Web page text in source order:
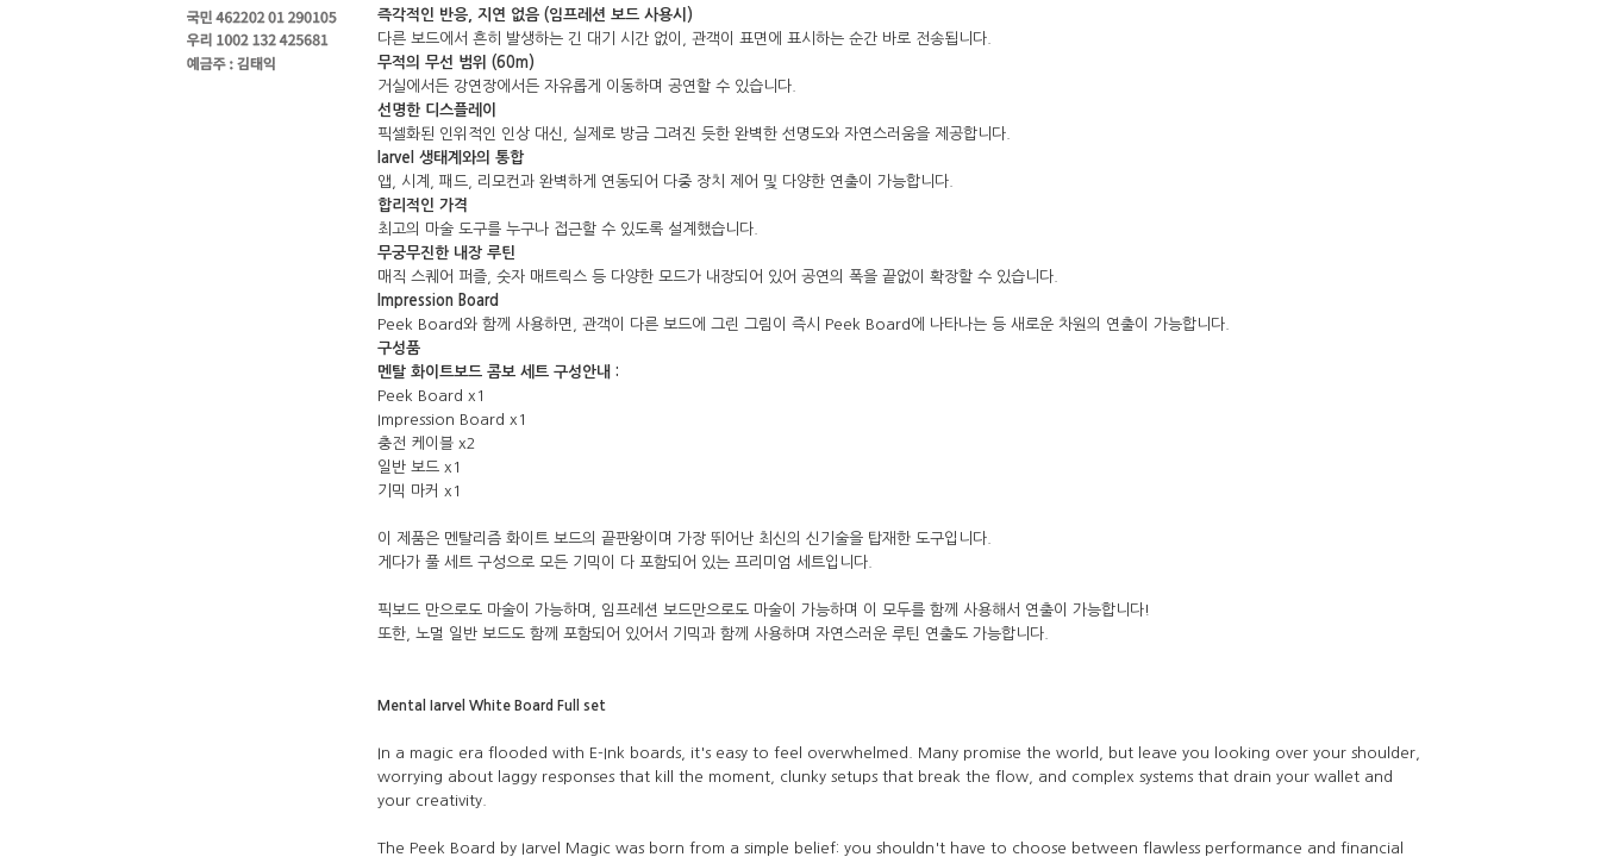
즉각적인 반응, 지연 없음 (임프레션 보드 사용시)
다른 보드에서 흔히 발생하는 긴 대기 시간 없이, 관객이 표면에 표시하는 순간 바로 전송됩니다.
무적의 무선 범위 (60m)
거실에서든 강연장에서든 자유롭게 이동하며 공연할 수 있습니다.
선명한 디스플레이
픽셀화된 인위적인 인상 대신, 실제로 방금 그려진 듯한 완벽한 선명도와 자연스러움을 제공합니다.
Iarvel 생태계와의 통합
앱, 시계, 패드, 리모컨과 완벽하게 연동되어 다중 장치 제어 및 다양한 연출이 가능합니다.
합리적인 가격
최고의 마술 도구를 누구나 접근할 수 있도록 설계했습니다.
무궁무진한 내장 루틴
매직 스퀘어 퍼즐, 숫자 매트릭스 등 다양한 모드가 내장되어 있어 공연의 폭을 끝없이 확장할 수 있습니다.
Impression Board
Peek Board와 함께 사용하면, 관객이 다른 보드에 그린 그림이 즉시 Peek Board에 나타나는 등 새로운 차원의 연출이 가능합니다.
구성품
멘탈 화이트보드 콤보 세트 구성안내 :
Peek Board x1
Impression Board x1
충전 케이블 x2
일반 보드 x1
기믹 마커 x1
이 제품은 멘탈리즘 화이트 보드의 끝판왕이며 가장 뛰어난 최신의 신기술을 탑재한 도구입니다.
게다가 풀 세트 구성으로 모든 기믹이 다 포함되어 있는 프리미엄 세트입니다.
픽보드 만으로도 마술이 가능하며, 임프레션 보드만으로도 마술이 가능하며 이 모두를 함께 사용해서 연출이 가능합니다!
또한, 노멀 일반 보드도 함께 포함되어 있어서 기믹과 함께 사용하며 자연스러운 루틴 연출도 가능합니다.
Mental Iarvel White Board Full set
In a magic era flooded with E-Ink boards, it's easy to feel overwhelmed. Many promise the world, but leave you looking over your shoulder,
worrying about laggy responses that kill the moment, clunky setups that break the flow, and complex systems that drain your wallet and
your creativity.
The Peek Board by Iarvel Magic was born from a simple belief: you shouldn't have to choose between flawless performance and financial